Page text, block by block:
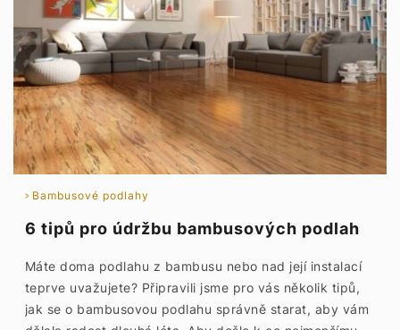
Bambusové podlahy
6 tipů pro údržbu bambusových podlah
Máte doma podlahu z bambusu nebo nad její instalací
teprve uvažujete? Připravili jsme pro vás několik tipů,
jak se o bambusovou podlahu správně starat, aby vám